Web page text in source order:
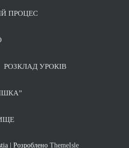
ПРОЦЕС
РОЗКЛАД УРОКІВ
| Розроблено ThemeIsle